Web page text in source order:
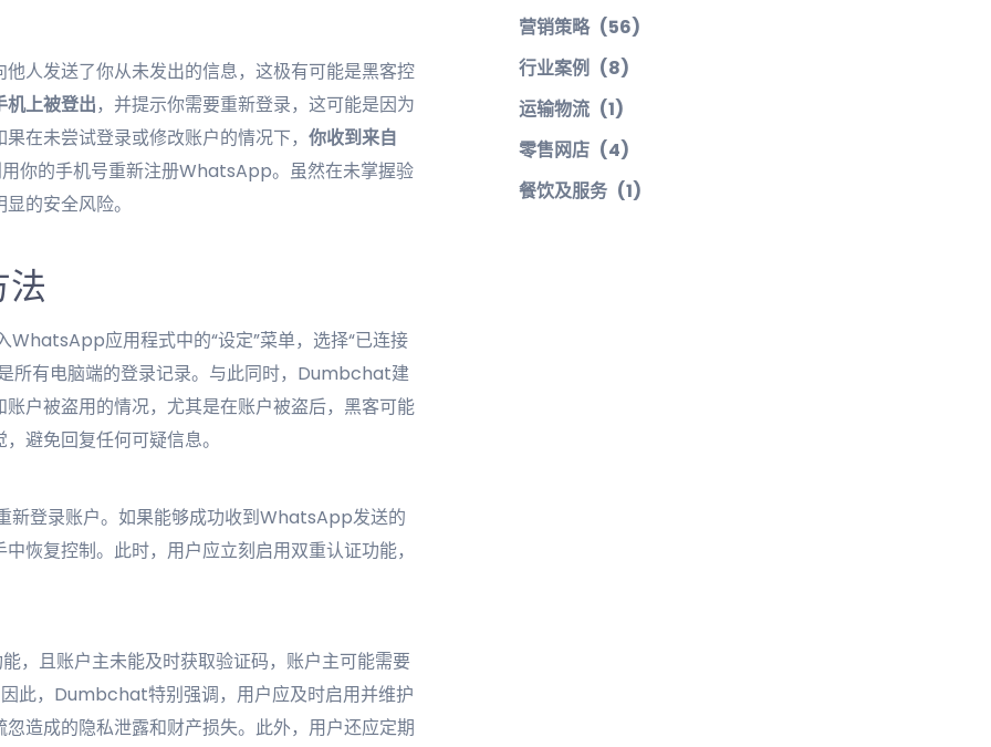
他人发送了你从未发出的信息，这极有可能是黑客控
机上被登出，并提示你需要重新登录，这可能是因为
在未尝试登录或修改账户的情况下， 你收到来自
你的手机号重新注册WhatsApp。虽然在未掌握验
的安全风险。
应用程式中的“设定”菜单，选择“已连接
所有电脑端的登录记录。与此同时，Dumbchat建
户被盗用的情况，尤其是在账户被盗后，黑客可能
避免回复任何可疑信息。
登录账户。如果能够成功收到WhatsApp发送的
恢复控制。此时，用户应立刻启用双重认证功能，
，且账户主未能及时获取验证码，账户主可能需要
此，Dumbchat特别强调，用户应及时启用并维护
造成的隐私泄露和财产损失。此外，用户还应定期
营销策略 (56)
行业案例 (8)
运输物流 (1)
零售网店 (4)
餐饮及服务 (1)